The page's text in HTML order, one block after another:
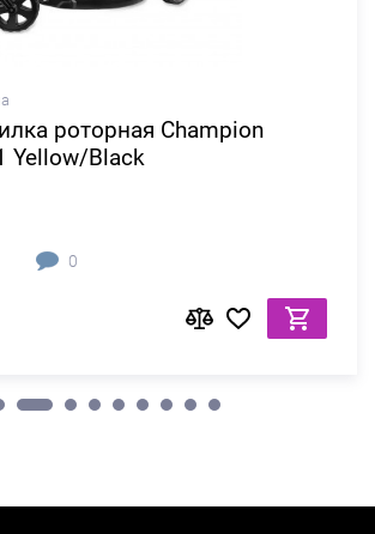
роторная Champion
Yellow/Black
0